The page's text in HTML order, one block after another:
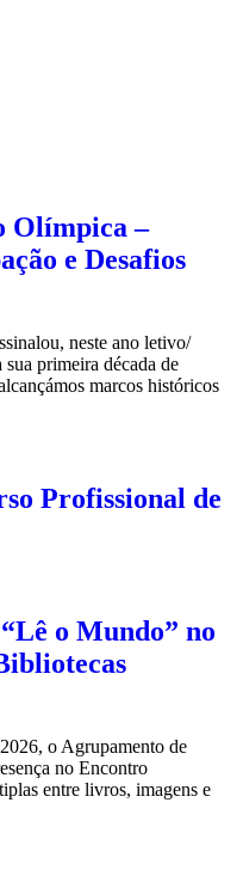
Olímpica –
e Desafios
neste ano letivo/
primeira década de
marcos históricos
Profissional de
o Mundo” no
o Agrupamento de
no Encontro
entre livros, imagens e